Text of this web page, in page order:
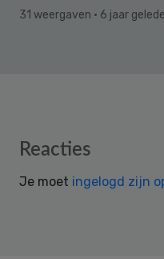
31 weergaven · 6 jaar
Reader
Reacties
Je moet ingelogd zijn